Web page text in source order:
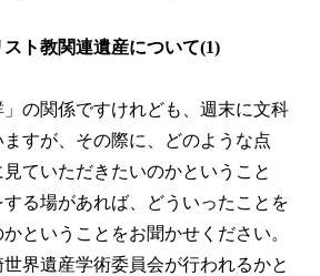
ト教関連遺産について(1)
の関係ですけれども、週末に文科
すが、その際に、どのような点
ていただきたいのかということ
る場があれば、どういったことを
ということをお聞かせください。
界遺産学術委員会が行われるかと